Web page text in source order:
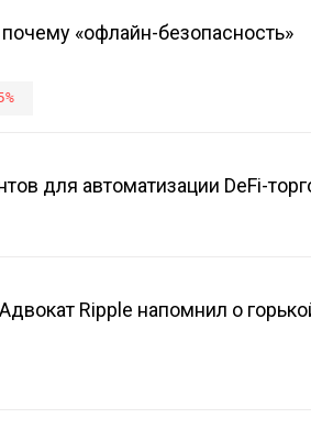
«офлайн-безопасность»
для автоматизации DeFi-
Ripple напомнил о